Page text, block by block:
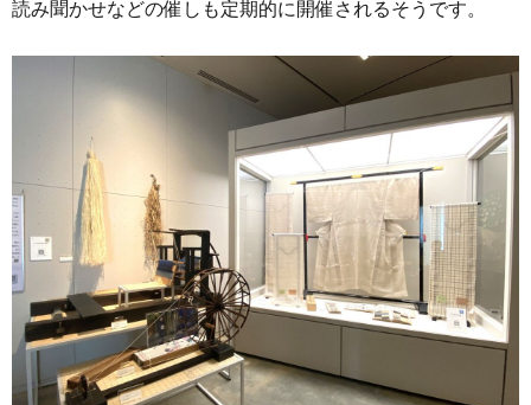
読み聞かせなどの催しも定期的に開催されるそうです。